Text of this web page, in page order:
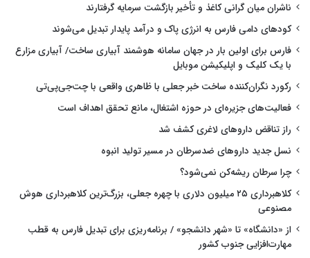
ناشران میان گرانی کاغذ و تأخیر بازگشت سرمایه گرفتارند
کودهای دامی فارس به انرژی پاک و درآمد پایدار تبدیل می‌شوند
فارس برای اولین بار در جهان سامانه هوشمند آبیاری ساخت/ آبیاری مزارع
با یک کلیک و اپلیکیشن موبایل
رکورد نگران‌کننده ساخت خبر جعلی با ظاهری واقعی با چت‌جی‌پی‌تی
فعالیت‌های جزیره‌ای در حوزه اشتغال، مانع تحقق اهداف است
راز تناقض داروهای لاغری کشف شد
نسل جدید داروهای ضدسرطان در مسیر تولید انبوه
چرا سرطان ریشه‌کن نمی‌شود؟
کلاهبرداری ۲۵ میلیون دلاری با چهره جعلی، بزرگ‌ترین کلاهبرداری هوش
مصنوعی
از «دانشگاه» تا «شهر دانشجو» / برنامه‌ریزی برای تبدیل فارس به قطب
مهارت‌افزایی جنوب کشور